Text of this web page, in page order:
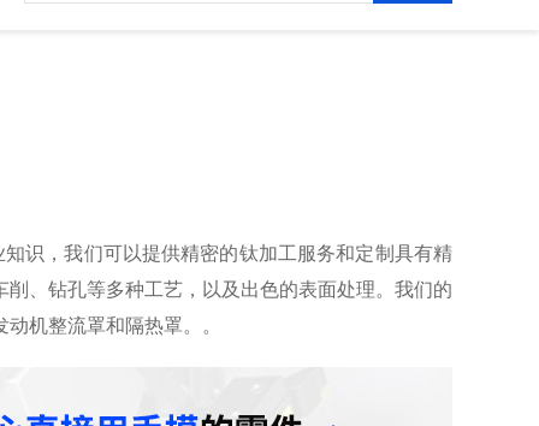
识，我们可以提供精密的钛加工服务和定制具有精
、钻孔等多种工艺，以及出色的表面处理。我们的
机整流罩和隔热罩。。